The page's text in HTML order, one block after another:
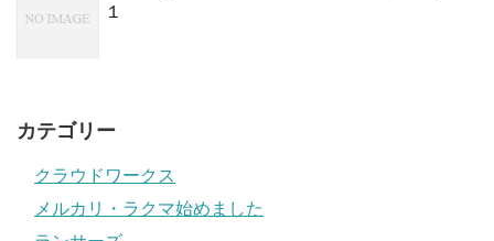
１
カテゴリー
クラウドワークス
メルカリ・ラクマ始めました